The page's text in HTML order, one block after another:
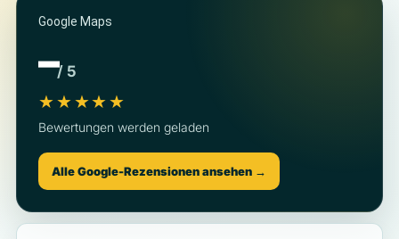
Google Maps
–/ 5
★★★★★
Bewertungen werden geladen
Alle Google-Rezensionen ansehen →